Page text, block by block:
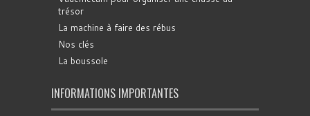
trésor
La machine à faire des rébus
Nos clés
La boussole
INFORMATIONS IMPORTANTES